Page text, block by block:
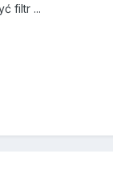
filtr ...